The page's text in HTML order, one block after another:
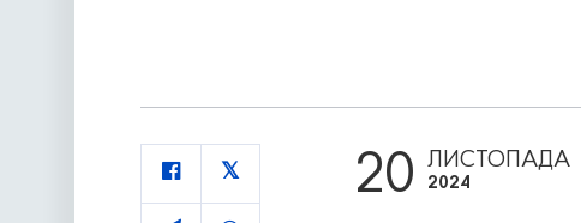
20 ЛИСТОПАДА
2024